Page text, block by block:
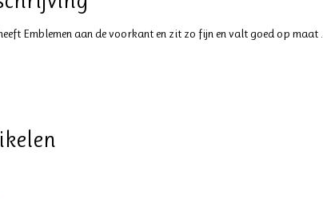
Emblemen aan de voorkant en zit zo fijn en valt goed op maat .